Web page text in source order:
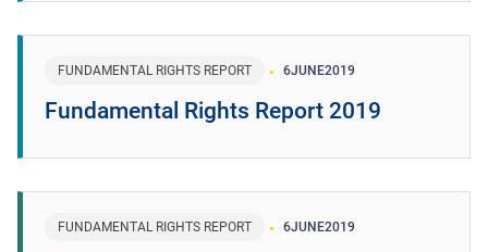
FUNDAMENTAL RIGHTS REPORT 6JUNE2019
Fundamental Rights Report 2019
FUNDAMENTAL RIGHTS REPORT 6JUNE2019